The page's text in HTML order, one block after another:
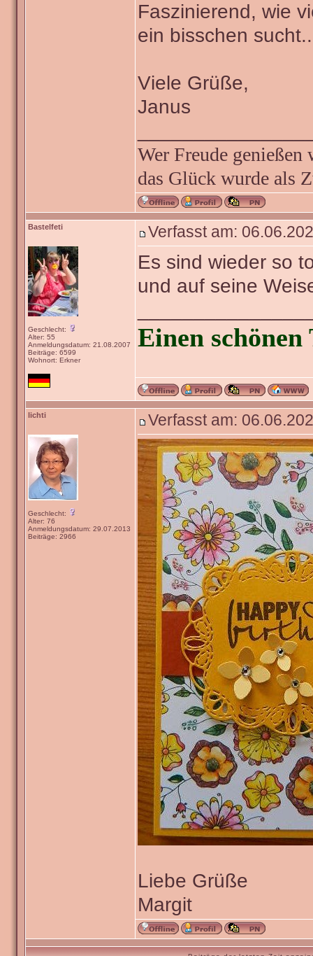
Faszinierend, wie
ein bisschen
Viele Grüße,
Janus
Wer Freude
das Glück wurde als
Bastelfeti
Geschlecht:
Alter: 55
Anmeldungsdatum: 21.08.2007
Beiträge: 6599
Wohnort: Erkner
Verfasst am:
Es sind wieder so
und auf seine
Einen
lichti
Geschlecht:
Alter: 76
Anmeldungsdatum: 29.07.2013
Beiträge: 2966
Verfasst am:
Liebe Grüße
Margit